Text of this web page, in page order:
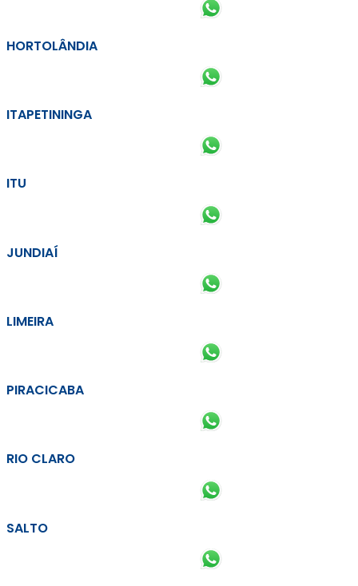
HORTOLÂNDIA
ITAPETININGA
ITU
JUNDIAÍ
LIMEIRA
PIRACICABA
RIO CLARO
SALTO